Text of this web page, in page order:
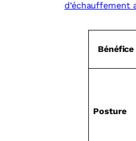
d’échauffement
Bénéfice
Posture